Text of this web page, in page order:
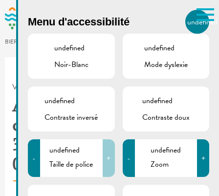
Skip to main content
BIERGER.REMICH.LU
Utilisez la recherche pour
Comme par exemple des contacts, des
VILLE DE REMICH / ACTUALITÉ
Administration
communale fermée |
31.12.2024 &
01.01.2025
Menu d'accessibilité undefined
undefined
Noir-Blanc
undefined
Mode dyslexie
undefined
Contraste inversé
undefined
Contraste doux
-
undefined
Taille de police
+ -
undefined
Zoom
+